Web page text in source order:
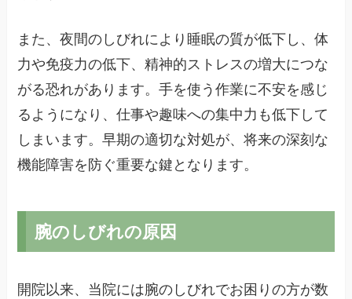
また、夜間のしびれにより睡眠の質が低下し、体
力や免疫力の低下、精神的ストレスの増大につな
がる恐れがあります。手を使う作業に不安を感じ
るようになり、仕事や趣味への集中力も低下して
しまいます。早期の適切な対処が、将来の深刻な
機能障害を防ぐ重要な鍵となります。
腕のしびれの原因
開院以来、当院には腕のしびれでお困りの方が数